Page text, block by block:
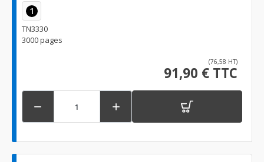
1
TN3330
3000 pages
(76,58 HT)
91,90 € TTC
 